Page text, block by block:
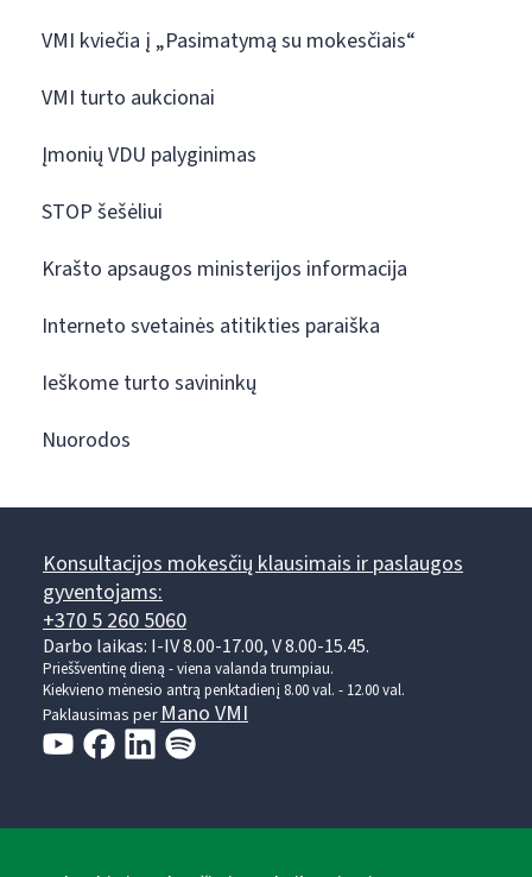
VMI kviečia į „Pasimatymą su mokesčiais“
VMI turto aukcionai
Įmonių VDU palyginimas
STOP šešėliui
Krašto apsaugos ministerijos informacija
Interneto svetainės atitikties paraiška
Ieškome turto savininkų
Nuorodos
Konsultacijos mokesčių klausimais ir paslaugos
gyventojams:
+370 5 260 5060
Darbo laikas: I-IV 8.00-17.00, V 8.00-15.45.
Prieššventinę dieną - viena valanda trumpiau.
Kiekvieno mėnesio antrą penktadienį 8.00 val. - 12.00 val.
Paklausimas perMano VMI